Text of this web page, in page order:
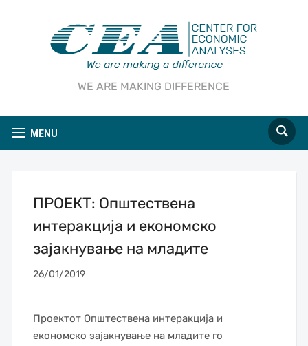
WE ARE MAKING DIFFERENCE
MENU
ПРОЕКТ: Општествена
интеракција и економско
зајакнување на младите
26/01/2019
Проектот Општествена интеракција и
економско зајакнување на младите го